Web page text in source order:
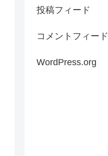
投稿フィード
コメントフィード
WordPress.org